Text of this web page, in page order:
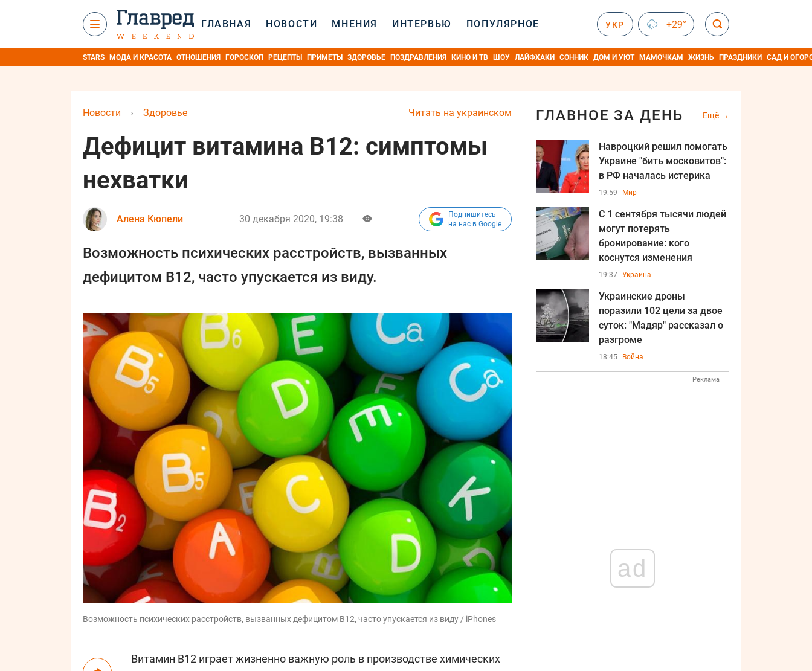
ГЛАВНАЯ НОВОСТИ МНЕНИЯ ИНТЕРВЬЮ ПОПУЛЯРНОЕ УКР +29°
STARS МОДА И КРАСОТА ОТНОШЕНИЯ ГОРОСКОП РЕЦЕПТЫ ПРИМЕТЫ ЗДОРОВЬЕ ПОЗДРАВЛЕНИЯ КИНО И ТВ ШОУ ЛАЙФХАКИ СОННИК ДОМ И УЮТ МАМОЧКАМ ЖИЗНЬ ПРАЗДНИКИ САД И
Читать на украинском
Новости › Здоровье
Дефицит витамина В12: симптомы
нехватки
Алена Кюпели 30 декабря 2020, 19:38
Подпишитесь
на нас в Google
Возможность психических расстройств, вызванных
дефицитом B12, часто упускается из виду.
Возможность психических расстройств, вызванных дефицитом B12, часто упускается из виду / iPhones
Витамин B12 играет жизненно важную роль в производстве химических
ГЛАВНОЕ ЗА ДЕНЬ Ещё
Навроцкий решил помогать
Украине "бить московитов":
в РФ началась истерика
19:59 Мир
С 1 сентября тысячи людей
могут потерять
бронирование: кого
коснутся изменения
19:37 Украина
Украинские дроны
поразили 102 цели за двое
суток: "Мадяр" рассказал о
разгроме
18:45 Война
Реклама
ad